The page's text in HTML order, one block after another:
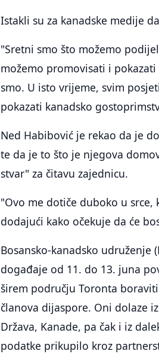
Istakli su za kanadske medije
"Sretni smo što možemo
možemo promovisati i
smo. U isto vrijeme, svim
pokazati kanadsko
Ned Habibović je rekao da je
te da je to što je njegova
stvar" za čitavu zajednicu.
"Ovo me dotiče duboko u srce,
dodajući kako očekuje da će
Bosansko-kanadsko udruženje
događaje od 11. do 13. juna
širem području Toronta
članova dijaspore. Oni dolaze
Država, Kanade, pa čak i iz
podatke prikupilo kroz